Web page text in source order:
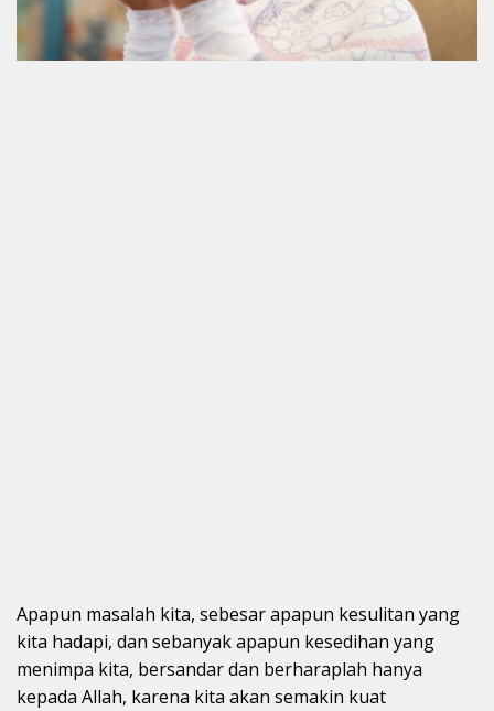
Apapun masalah kita, sebesar apapun kesulitan yang
kita hadapi, dan sebanyak apapun kesedihan yang
menimpa kita, bersandar dan berharaplah hanya
kepada Allah, karena kita akan semakin kuat